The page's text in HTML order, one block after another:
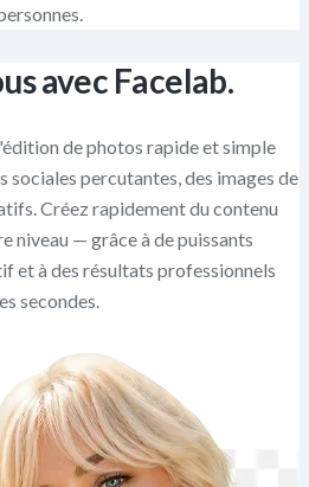
avec Facelab.
de photos rapide et simple
percutantes, des images de
Créez rapidement du contenu
niveau — grâce à de puissants
et à des résultats professionnels
secondes.